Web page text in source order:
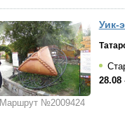
Маршрут №2009424
Уик-
28.08